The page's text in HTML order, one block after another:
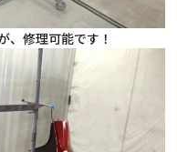
、修理可能です！